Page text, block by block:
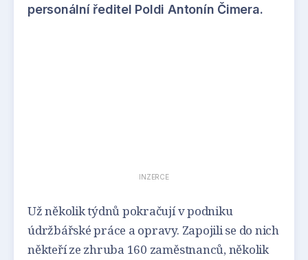
personální ředitel Poldi Antonín Čimera.
INZERCE
Už několik týdnů pokračují v podniku
údržbářské práce a opravy. Zapojili se do nich
někteří ze zhruba 160 zaměstnanců, několik